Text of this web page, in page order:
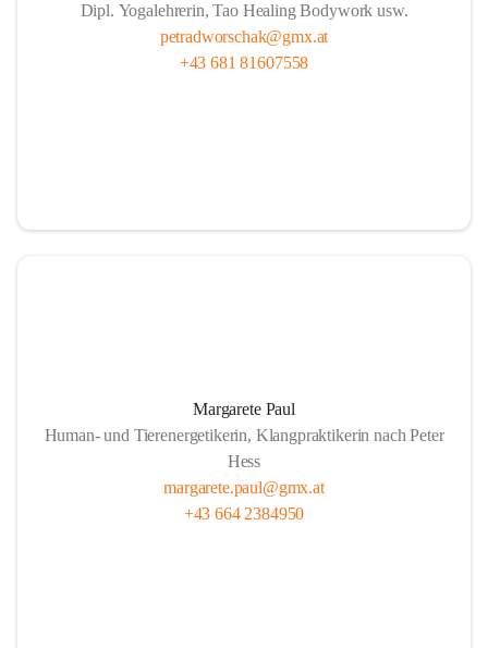
Dipl. Yogalehrerin, Tao Healing Bodywork usw.
petradworschak@gmx.at
+43 681 81607558
Margarete Paul
Human- und Tierenergetikerin, Klangpraktikerin nach Peter
Hess
margarete.paul@gmx.at
+43 664 2384950